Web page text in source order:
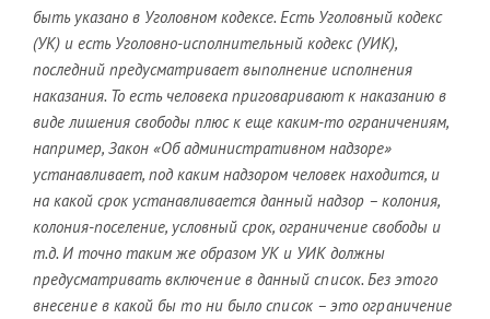
быть указано в Уголовном кодексе. Есть Уголовный кодекс
(УК) и есть Уголовно-исполнительный кодекс (УИК),
последний предусматривает выполнение исполнения
наказания. То есть человека приговаривают к наказанию в
виде лишения свободы плюс к еще каким-то ограничениям,
например, Закон «Об административном надзоре»
устанавливает, под каким надзором человек находится, и
на какой срок устанавливается данный надзор – колония,
колония-поселение, условный срок, ограничение свободы и
т.д. И точно таким же образом УК и УИК должны
предусматриватьвключение в данный список. Без этого
внесение в какой бы то ни было список – это ограничение